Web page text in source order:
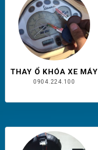
THAY Ổ KHÓA XE MÁY
0904.224.100